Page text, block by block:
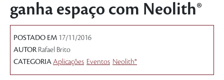
ganha espaço com Neolith®
POSTADO EM 17/11/2016
AUTOR Rafael Brito
CATEGORIAAplicações Eventos Neolith®